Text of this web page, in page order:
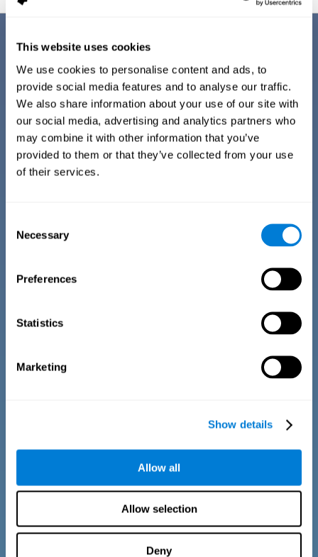
This website uses cookies
We use cookies to personalise content and ads, to
provide social media features and to analyse our traffic.
We also share information about your use of our site with
our social media, advertising and analytics partners who
may combine it with other information that you’ve
provided to them or that they’ve collected from your use
of their services.
Selection
Necessary
Preferences
Statistics
Marketing
Show details
Allow all
Allow selection
Deny
CogniFit ha optimizado su entrenamiento cognitivo para la dislexia en
adultos, por lo que cuenta con ciertas ventajas que le distinguen de
otros tipo de actividades de estimulación cognitiva para la dislexia:
FÁCIL DE GESTIONAR
CogniFit ha simplificado al máximo el entrenamiento para
la dislexia, de forma que cualquier usuario pueda disfrutar
de su estimulación cognitiva para dislexia. Para ello, se han
para adultos con dislexia de CogniFit.
La motivación es una parte importante del entrenamiento,
diseñados para que resulten llamativos y atractivos para
todo tipo de usuarios, lo que favorece la adherencia al
FORMATO INTERACTIVO Y VISUAL
actividades del entrenamiento para adultos con dislexia de
adultos, CogniFit ofrecerá un feedback rápido y directo
mejorado nuestra puntuación, o si necesitamos estimular